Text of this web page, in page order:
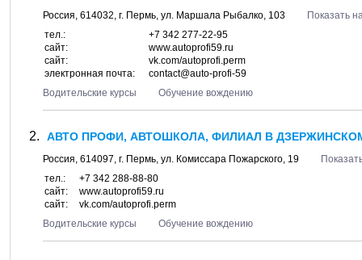
Россия, 614032, г. Пермь, ул. Маршала Рыбалко, 103
Показать
тел.:
+7 342 277-22-95
сайт:
www.autoprofi59.ru
сайт:
vk.com/autoprofi.perm
электронная почта:
contact@auto-profi-59
Водительские курсы
Обучение вождению
АВТО ПРОФИ, АВТОШКОЛА, ФИЛИАЛ В
Россия, 614097, г. Пермь, ул. Комиссара Пожарского, 19
тел.:
+7 342 288-88-80
сайт:
www.autoprofi59.ru
сайт:
vk.com/autoprofi.perm
Водительские курсы
Обучение вождению